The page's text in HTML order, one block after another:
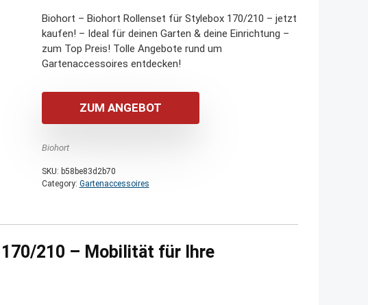
Biohort – Biohort Rollenset für Stylebox 170/210 – jetzt
kaufen! – Ideal für deinen Garten & deine Einrichtung –
zum Top Preis! Tolle Angebote rund um
Gartenaccessoires entdecken!
ZUM ANGEBOT
Biohort
SKU: b58be83d2b70
Category: Gartenaccessoires
210 – Mobilität für Ihre